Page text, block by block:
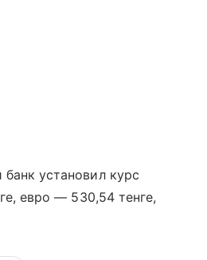
установил курс
евро — 530,54 тенге,